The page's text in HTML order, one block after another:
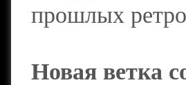
прошлых
Новая ветка